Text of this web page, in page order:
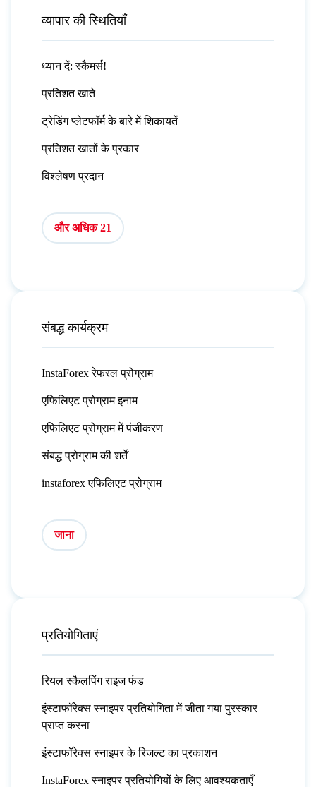
व्यापार की स्थितियाँ
ध्यान दें: स्कैमर्स!
प्रतिशत खाते
ट्रेडिंग प्लेटफॉर्म के बारे में शिकायतें
प्रतिशत खातों के प्रकार
विश्लेषण प्रदान
और अधिक 21
संबद्ध कार्यक्रम
InstaForex रेफरल प्रोग्राम
एफिलिएट प्रोग्राम इनाम
एफिलिएट प्रोग्राम में पंजीकरण
संबद्ध प्रोग्राम की शर्तें
instaforex एफिलिएट प्रोग्राम
जाना
प्रतियोगिताएं
रियल स्कैलपिंग राइज फंड
इंस्टाफॉरेक्स स्नाइपर प्रतियोगिता में जीता गया पुरस्कार
प्राप्त करना
इंस्टाफॉरेक्स स्नाइपर के रिजल्ट का प्रकाशन
InstaForex स्नाइपर प्रतियोगियों के लिए आवश्यकताएँ